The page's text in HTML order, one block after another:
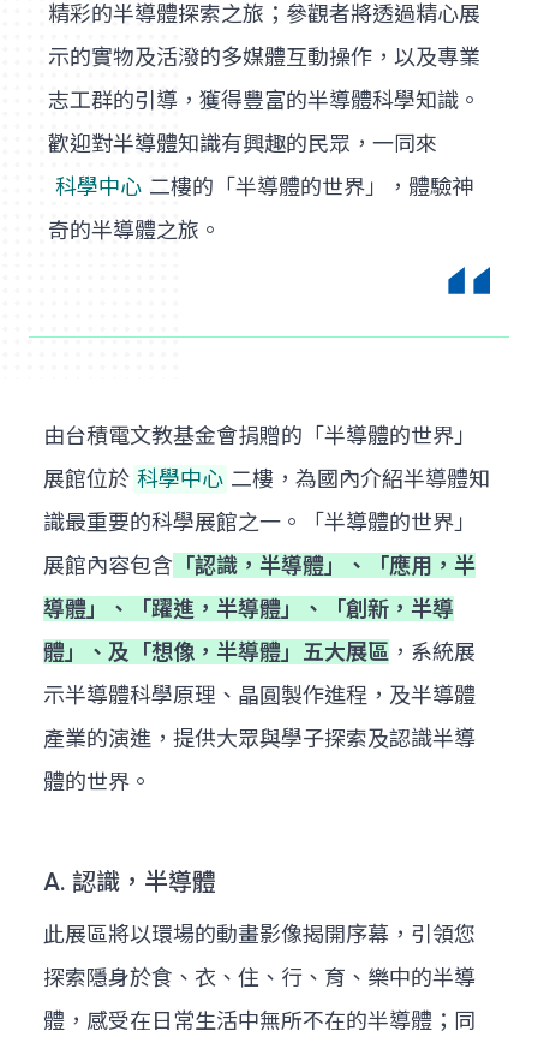
精彩的半導體探索之旅；參觀者將透過精心展
示的實物及活潑的多媒體互動操作，以及專業
志工群的引導，獲得豐富的半導體科學知識。
歡迎對半導體知識有興趣的民眾，一同來
科學中心 二樓的「半導體的世界」，體驗神
奇的半導體之旅。
由台積電文教基金會捐贈的「半導體的世界」
展館位於 科學中心 二樓，為國內介紹半導體知
識最重要的科學展館之一。「半導體的世界」
展館內容包含 「認識，半導體」、「應用，半
導體」、「躍進，半導體」、「創新，半導
體」、及「想像，半導體」五大展區 ，系統展
示半導體科學原理、晶圓製作進程，及半導體
產業的演進，提供大眾與學子探索及認識半導
體的世界。
A. 認識，半導體
此展區將以環場的動畫影像揭開序幕，引領您
探索隱身於食、衣、住、行、育、樂中的半導
體，感受在日常生活中無所不在的半導體；同